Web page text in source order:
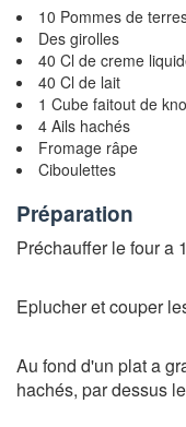
10 Pommes de
Des girolles
40 Cl de creme
40 Cl de lait
1 Cube faitout de
4 Ails hachés
Fromage râpe
Ciboulettes
Préparation
Préchauffer le four a
Eplucher et couper
Au fond d'un plat a
hachés, par dessus